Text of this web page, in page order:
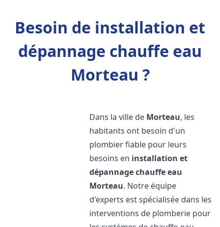
Besoin de installation et
dépannage chauffe eau
Morteau ?
Dans la ville de Morteau, les
habitants ont besoin d'un
plombier fiable pour leurs
besoins en installation et
dépannage chauffe eau
Morteau. Notre équipe
d'experts est spécialisée dans les
interventions de plomberie pour